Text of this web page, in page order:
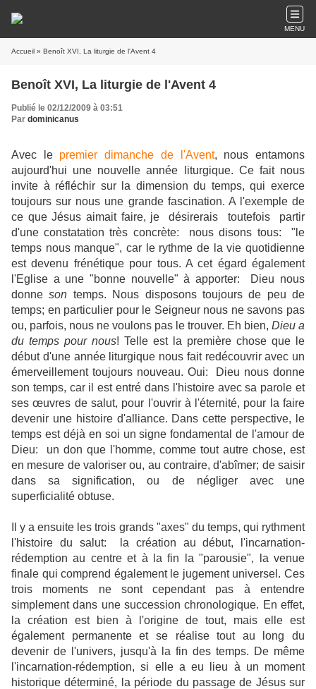
MENU
Accueil » Benoît XVI, La liturgie de l'Avent 4
Benoît XVI, La liturgie de l'Avent 4
Publié le 02/12/2009 à 03:51
Par dominicanus
Avec le premier dimanche de l'Avent, nous entamons
aujourd'hui une nouvelle année liturgique. Ce fait nous
invite à réfléchir sur la dimension du temps, qui exerce
toujours sur nous une grande fascination. A l'exemple de
ce que Jésus aimait faire, je désirerais toutefois partir
d'une constatation très concrète: nous disons tous: "le
temps nous manque", car le rythme de la vie quotidienne
est devenu frénétique pour tous. A cet égard également
l'Eglise a une "bonne nouvelle" à apporter: Dieu nous
donneson temps. Nous disposons toujours de peu de
temps; en particulier pour le Seigneur nous ne savons pas
ou, parfois, nous ne voulons pas le trouver. Eh bien, Dieu a
du temps pour nous! Telle est la première chose que le
début d'une année liturgique nous fait redécouvrir avec un
émerveillement toujours nouveau. Oui: Dieu nous donne
son temps, car il est entré dans l'histoire avec sa parole et
ses œuvres de salut, pour l'ouvrir à l'éternité, pour la faire
devenir une histoire d'alliance. Dans cette perspective, le
temps est déjà en soi un signe fondamental de l'amour de
Dieu: un don que l'homme, comme tout autre chose, est
en mesure de valoriser ou, au contraire, d'abîmer; de saisir
dans sa signification, ou de négliger avec une
superficialité obtuse.
Il y a ensuite les trois grands "axes" du temps, qui rythment
l'histoire du salut: la création au début, l'incarnation-
rédemption au centre et à la fin la "parousie", la venue
finale qui comprend également le jugement universel. Ces
trois moments ne sont cependant pas à entendre
simplement dans une succession chronologique. En effet,
la création est bien à l'origine de tout, mais elle est
également permanente et se réalise tout au long du
devenir de l'univers, jusqu'à la fin des temps. De même
l'incarnation-rédemption, si elle a eu lieu à un moment
historique déterminé, la période du passage de Jésus sur